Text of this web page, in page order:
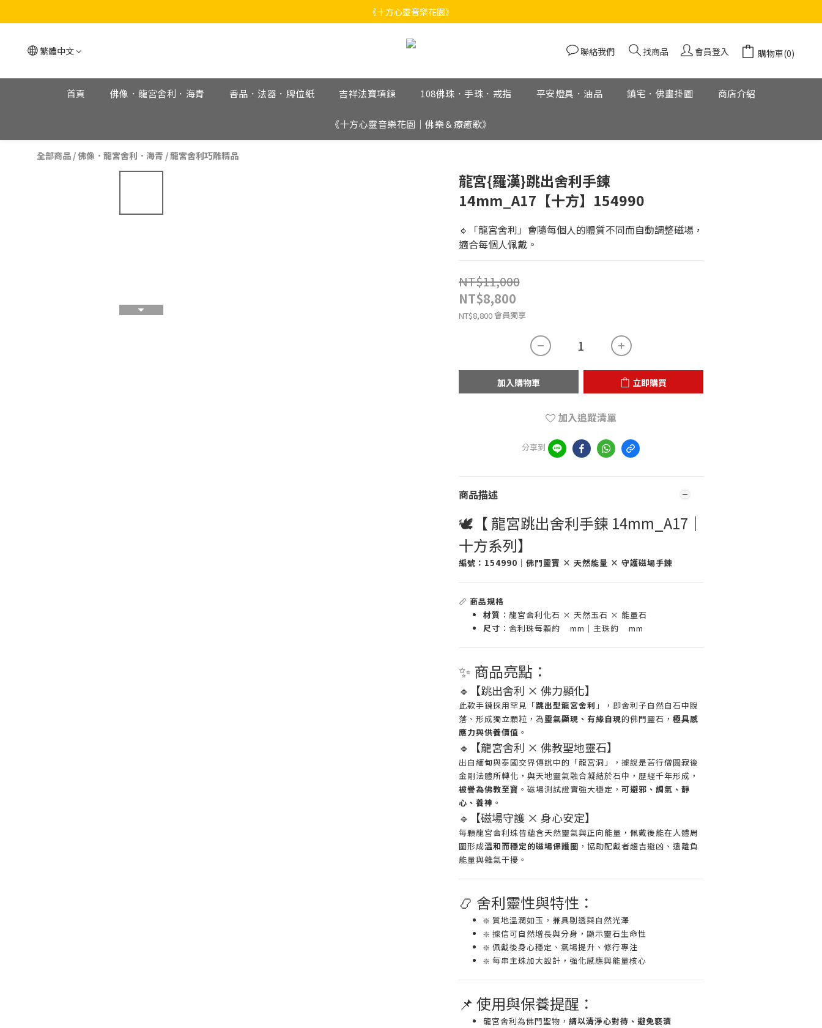
《十方心靈音樂花園》
《十方心靈音樂花園》
繁體中文 聯絡我們 找商品 會員登入 購物車(0)
首頁 佛像．龍宮舍利．海青 香品．法器．牌位紙 吉祥法寶項鍊 108佛珠．手珠．戒指 平安燈具．油品 鎮宅．佛畫掛圖 商店介紹
《十方心靈音樂花園｜佛樂＆療癒歌》
全部商品 /佛像．龍宮舍利．海青 /龍宮舍利巧雕精品
龍宮{羅漢}跳出舍利手鍊
14mm_A17【十方】154990
🔹「龍宮舍利」會隨每個人的體質不同而自動調整磁場，
適合每個人佩戴。
NT$11,000
NT$8,800
NT$8,800會員獨享
加入購物車 立即購買
加入追蹤清單
分享到
商品描述
🕊️【 龍宮跳出舍利手鍊 14mm_A17｜
十方系列】
編號： 154990 ｜佛門靈寶 × 天然能量 × 守護磁場手鍊
📏 商品規格
材質 ：龍宮舍利化石 × 天然玉石 × 能量石
尺寸 ：舍利珠每顆約 mm｜主珠約 mm
✨ 商品亮點：
🔹【跳出舍利 × 佛力顯化】
此款手鍊採用罕見「跳出型龍宮舍利 」，即舍利子自然自石中脫
落、形成獨立顆粒，為靈氣顯現、有緣自現的佛門靈石， 極具感
應力與供養價值 。
🔹【龍宮舍利 × 佛教聖地靈石】
出自緬甸與泰國交界傳說中的「龍宮洞」，據說是苦行僧圓寂後
金剛法體所轉化，與天地靈氣融合凝結於石中，歷經千年形成，
被譽為佛教至寶 。磁場測試證實強大穩定， 可避邪、調氣、靜
心、養神 。
🔹【磁場守護 × 身心安定】
每顆龍宮舍利珠皆蘊含天然靈氣與正向能量，佩戴後能在人體周
圍形成溫和而穩定的磁場保護圈 ，協助配戴者趨吉避凶、遠離負
能量與雜氣干擾。
📿 舍利靈性與特性：
❇️ 質地溫潤如玉，兼具剔透與自然光澤
❇️ 據信可自然增長與分身，顯示靈石生命性
❇️ 佩戴後身心穩定、氣場提升、修行專注
❇️ 每串主珠加大設計，強化感應與能量核心
📌 使用與保養提醒：
龍宮舍利為佛門聖物， 請以清淨心對待、避免褻瀆